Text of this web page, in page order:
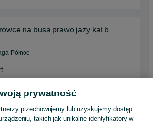
na busa prawo jazy kat b
Północ
Tylko krajowy
Elastyczny czas pracy
+ 2 inne
prywatność
przechowujemy lub uzyskujemy dostęp
takich jak unikalne identyfikatory w